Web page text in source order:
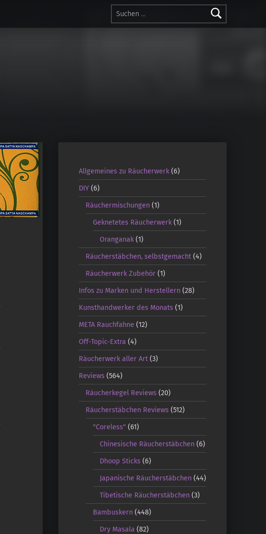
Suchen nach:
Allgemeines zu Räucherwerk(6)
DIY(6)
Räuchermischungen (1)
Geknetetes Räucherwerk(1)
Oranganak (1)
Räucherstäbchen, selbstgemacht (4)
Räucherwerk Zubehör (1)
Infos zu Marken und Herstellern(28)
Kunsthandwerker des Monats(1)
META Rauchfahne (12)
Off-Topic-Extra (4)
Räucherwerk aller Art(3)
Reviews(564)
Räucherkegel Reviews (20)
Räucherstäbchen Reviews (512)
"Coreless" (61)
Chinesische Räucherstäbchen (6)
Dhoop Sticks (6)
Japanische Räucherstäbchen (44)
Tibetische Räucherstäbchen (3)
Bambuskern(448)
Dry Masala (82)